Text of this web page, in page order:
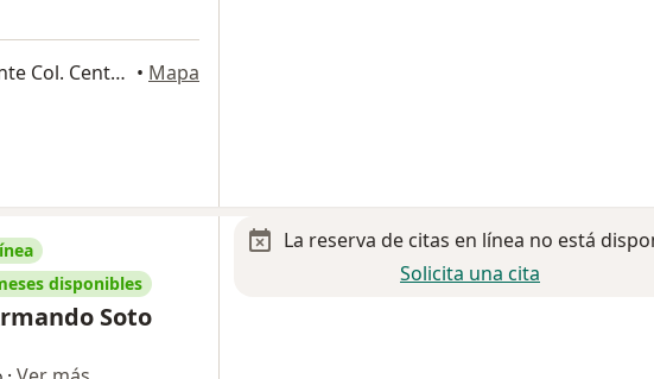
Avenida Allende #934 Oriente Col. Centro CP. 27000, Torreon • Mapa
disponibles
Soto
La reserva de citas en línea no está
Solicita una cita